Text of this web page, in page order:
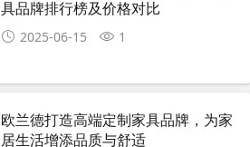
具品牌排行榜及价格对比
2025-06-15 1
欧兰德打造高端定制家具品牌，为家
居生活增添品质与舒适